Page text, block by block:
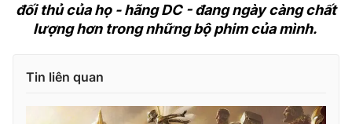
đối thủ của họ - hãng DC - đang ngày càng chất
lượng hơn trong những bộ phim của mình.
Tin liên quan